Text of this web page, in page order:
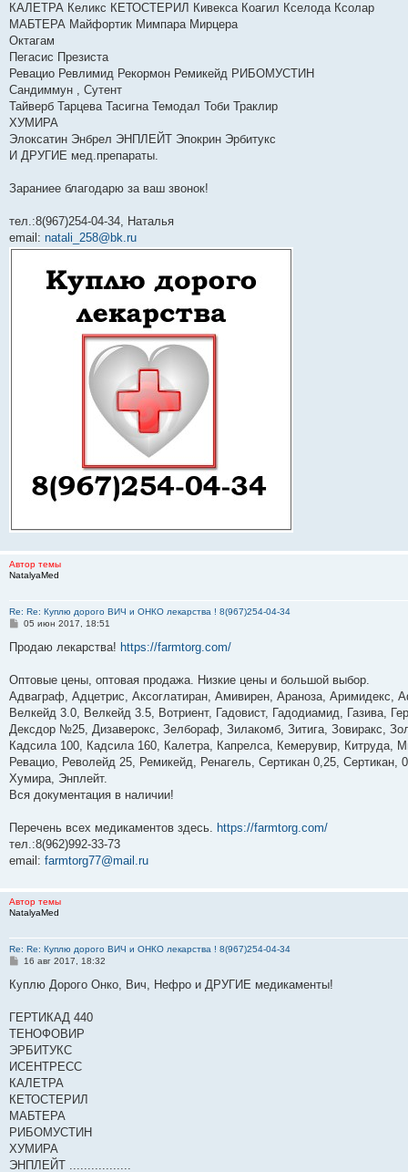
КАЛЕТРА Келикс КЕТОСТЕРИЛ Кивекса Коагил Кселода Ксолар
МАБТЕРА Майфортик Мимпара Мирцера
Октагам
Пегасис Презиста
Ревацио Ревлимид Рекормон Ремикейд РИБОМУСТИН
Сандиммун , Сутент
Тайверб Тарцева Тасигна Темодал Тоби Траклир
ХУМИРА
Элоксатин Энбрел ЭНПЛЕЙТ Эпокрин Эрбитукс
И ДРУГИЕ мед.препараты.
Зараниее благодарю за ваш звонок!
тел.:8(967)254-04-34, Наталья
email: natali_258@bk.ru
Автор темы
NatalyaMed
Re: Re: Куплю дорого ВИЧ и ОНКО лекарства ! 8(967)254-04-34
С
о
е
и
е
05 июн 2017, 18:51
Продаю лекарства! https://farmtorg.com/
Оптовые цены, оптовая продажа. Низкие цены и большой выбор.
Адваграф, Адцетрис, Аксоглатиран, Амивирен, Араноза, Аримидекс,
Велкейд 3.0, Велкейд 3.5, Вотриент, Гадовист, Гадодиамид, Газива,
Дексдор №25, Дизаверокс, Зелбораф, Зилакомб, Зитига, Зовиракс,
Кадсила 100, Кадсила 160, Калетра, Капрелса, Кемерувир, Китруда,
Ревацио, Револейд 25, Ремикейд, Ренагель, Сертикан 0,25, Сертикан,
Хумира, Энплейт.
Вся документация в наличии!
Перечень всех медикаментов здесь. https://farmtorg.com/
тел.:8(962)992-33-73
email: farmtorg77@mail.ru
Автор темы
NatalyaMed
Re: Re: Куплю дорого ВИЧ и ОНКО лекарства ! 8(967)254-04-34
С
о
б
е
и
е
16 авг 2017, 18:32
Куплю Дорого Онко, Вич, Нефро и ДРУГИЕ медикаменты!
ГЕРТИКАД 440
ТЕНОФОВИР
ЭРБИТУКС
ИСЕНТРЕСС
КАЛЕТРА
КЕТОСТЕРИЛ
МАБТЕРА
РИБОМУСТИН
ХУМИРА
ЭНПЛЕЙТ .................